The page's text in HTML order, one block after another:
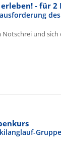
- für 2
und sich